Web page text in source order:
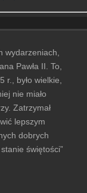
wydarzeniach,
Pawła II. To,
było wielkie,
nie miało
Zatrzymał
lepszym
dobrych
świętości”